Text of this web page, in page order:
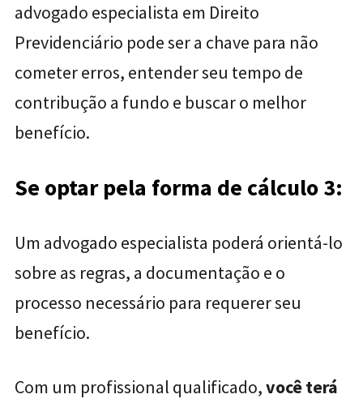
advogado especialista em Direito
Previdenciário pode ser a chave para não
cometer erros, entender seu tempo de
contribução a fundo e buscar o melhor
benefício.
Se optar pela forma de cálculo 3:
Um advogado especialista poderá orientá-lo
sobre as regras, a documentação e o
processo necessário para requerer seu
benefício.
Com um profissional qualificado,você terá